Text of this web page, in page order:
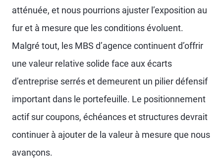
atténuée, et nous pourrions ajuster l’exposition au
fur et à mesure que les conditions évoluent.
Malgré tout, les MBS d’agence continuent d’offrir
une valeur relative solide face aux écarts
d’entreprise serrés et demeurent un pilier défensif
important dans le portefeuille. Le positionnement
actif sur coupons, échéances et structures devrait
continuer à ajouter de la valeur à mesure que nous
avançons.